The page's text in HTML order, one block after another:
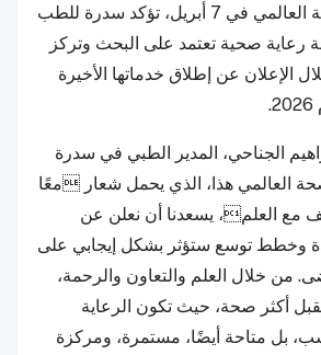
للاحتفال بيوم الصحة العالمي في 7 أبريل، تؤكد سدرة للطب
صحية تعتمد على البحث وتركز
الإعلان عن إطلاق خدماتها الأخيرة
الجناحي، المدير الطبي في سدرة
العالمي هذا، الذي يحمل شعار معًا
مع العلم، يسعدنا أن نعلن عن
وخطط توسع ستؤثر بشكل إيجابي على
من خلال العلم والتعاون والرحمة،
أكثر صحة، حيث تكون الرعاية
بل متاحة أيضًا، مستمرة، ومركزة